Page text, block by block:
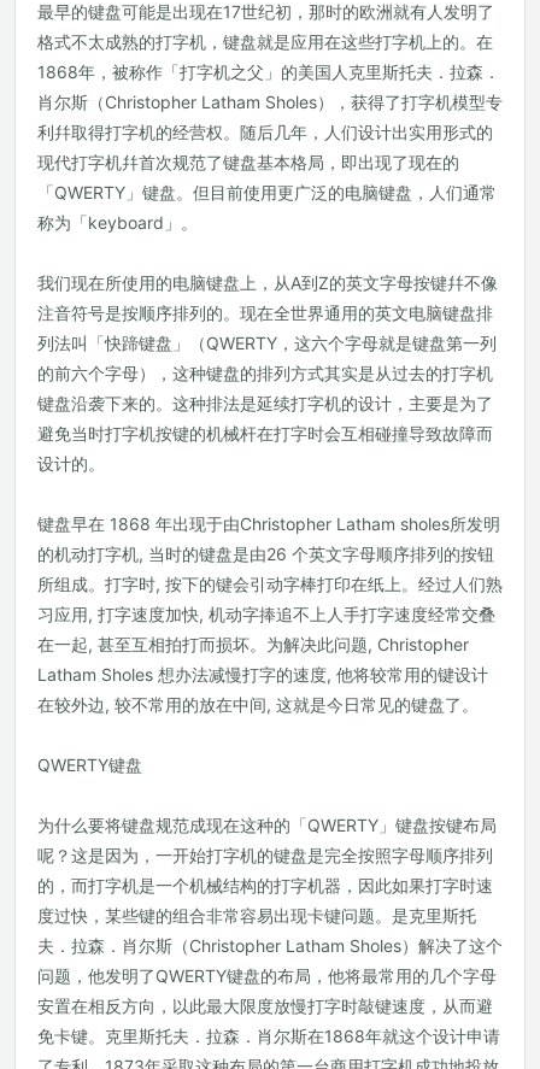
最早的键盘可能是出现在17世纪初，那时的欧洲就有人发明了
格式不太成熟的打字机，键盘就是应用在这些打字机上的。在
1868年，被称作「打字机之父」的美国人克里斯托夫．拉森．
肖尔斯（Christopher Latham Sholes），获得了打字机模型专
利幷取得打字机的经营权。随后几年，人们设计出实用形式的
现代打字机幷首次规范了键盘基本格局，即出现了现在的
「QWERTY」键盘。但目前使用更广泛的电脑键盘，人们通常
称为「keyboard」。
我们现在所使用的电脑键盘上，从A到Z的英文字母按键幷不像
注音符号是按顺序排列的。现在全世界通用的英文电脑键盘排
列法叫「快蹄键盘」（QWERTY，这六个字母就是键盘第一列
的前六个字母），这种键盘的排列方式其实是从过去的打字机
键盘沿袭下来的。这种排法是延续打字机的设计，主要是为了
避免当时打字机按键的机械杆在打字时会互相碰撞导致故障而
设计的。
键盘早在 1868 年出现于由Christopher Latham sholes所发明
的机动打字机, 当时的键盘是由26 个英文字母顺序排列的按钮
所组成。打字时, 按下的键会引动字棒打印在纸上。经过人们熟
习应用, 打字速度加快, 机动字捧追不上人手打字速度经常交叠
在一起, 甚至互相拍打而损坏。为解决此问题, Christopher
Latham Sholes 想办法减慢打字的速度, 他将较常用的键设计
在较外边, 较不常用的放在中间, 这就是今日常见的键盘了。
QWERTY键盘
为什么要将键盘规范成现在这种的「QWERTY」键盘按键布局
呢？这是因为，一开始打字机的键盘是完全按照字母顺序排列
的，而打字机是一个机械结构的打字机器，因此如果打字时速
度过快，某些键的组合非常容易出现卡键问题。是克里斯托
夫．拉森．肖尔斯（Christopher Latham Sholes）解决了这个
问题，他发明了QWERTY键盘的布局，他将最常用的几个字母
安置在相反方向，以此最大限度放慢打字时敲键速度，从而避
免卡键。克里斯托夫．拉森．肖尔斯在1868年就这个设计申请